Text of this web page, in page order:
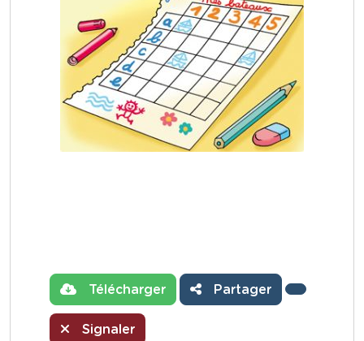
Télécharger Partager
Signaler